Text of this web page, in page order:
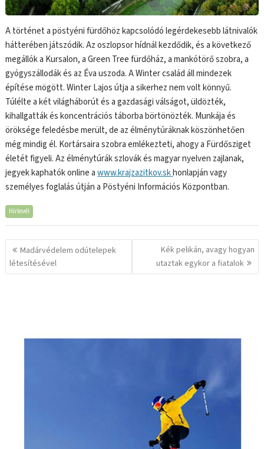
A történet a pöstyéni fürdőhöz kapcsolódó legérdekesebb látnivalók
hátterében játszódik. Az oszlopsor hídnál kezdődik, és a következő
megállók a Kursalon, a Green Tree fürdőház, a mankótörő szobra, a
gyógyszállodák és az Éva uszoda. A Winter család áll mindezek
építése mögött. Winter Lajos útja a sikerhez nem volt könnyű.
Túlélte a két világháborút és a gazdasági válságot, üldözték,
kihallgatták és koncentrációs táborba börtönözték. Munkája és
öröksége feledésbe merült, de az élménytúráknak köszönhetően
még mindig él. Kortársaira szobra emlékezteti, ahogy a Fürdősziget
életét figyeli. Az élménytúrák szlovák és magyar nyelven zajlanak,
jegyek kaphatók online awww.krajzazitkov.skhonlapján vagy
személyes foglalás útján a Pöstyéni Információs Központban.
Hírlevél
Bejegyzés
navigáció
Madárvédelem odútelepek
létesítésével
Kék pelikán, avagy hogyan
utaztak egykor a fiatalok